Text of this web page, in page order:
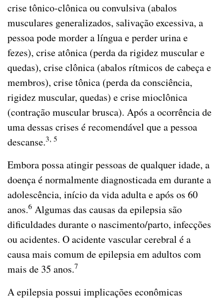
crise tônico-clônica ou convulsiva (abalos
musculares generalizados, salivação excessiva, a
pessoa pode morder a língua e perder urina e
fezes), crise atônica (perda da rigidez muscular e
quedas), crise clônica (abalos rítmicos de cabeça e
membros), crise tônica (perda da consciência,
rigidez muscular, quedas) e crise mioclônica
(contração muscular brusca). Após a ocorrência de
uma dessas crises é recomendável que a pessoa
descanse.3, 5
Embora possa atingir pessoas de qualquer idade, a
doença é normalmente diagnosticada em durante a
adolescência, início da vida adulta e após os 60
anos.6 Algumas das causas da epilepsia são
dificuldades durante o nascimento/parto, infecções
ou acidentes. O acidente vascular cerebral é a
causa mais comum de epilepsia em adultos com
mais de 35 anos.7
A epilepsia possui implicações econômicas